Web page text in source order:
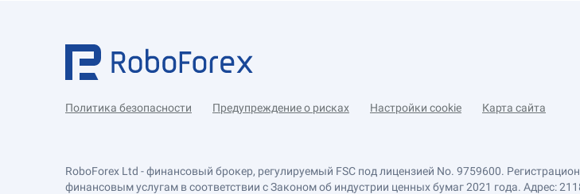
Политика безопасности Предупреждение о рисках Настройки cookie Карта сайта
RoboForex Ltd - финансовый брокер, регулируемый FSC под лицензией No. 9759600.
финансовым услугам в соответствии с Законом об индустрии ценных бумаг 2021 года. Адрес: